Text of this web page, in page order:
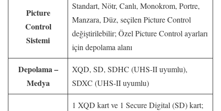
Picture
Control
Sistemi
Standart, Nötr, Canlı, Monokrom, Portre,
Manzara, Düz, seçilen Picture Control
değiştirilebilir; Özel Picture Control ayarları
için depolama alanı
Depolama –
Medya
XQD, SD, SDHC (UHS-II uyumlu),
SDXC (UHS-II uyumlu)
1 XQD kart ve 1 Secure Digital (SD) kart;